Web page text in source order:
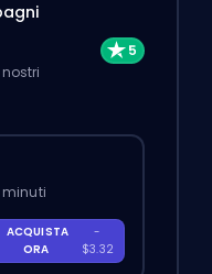
minuti
ACQUISTA
ORA
-
$3.32